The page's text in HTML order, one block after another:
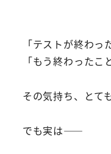
「テストが終わっ
「もう終わったこ
その気持ち、とて
でも実は――